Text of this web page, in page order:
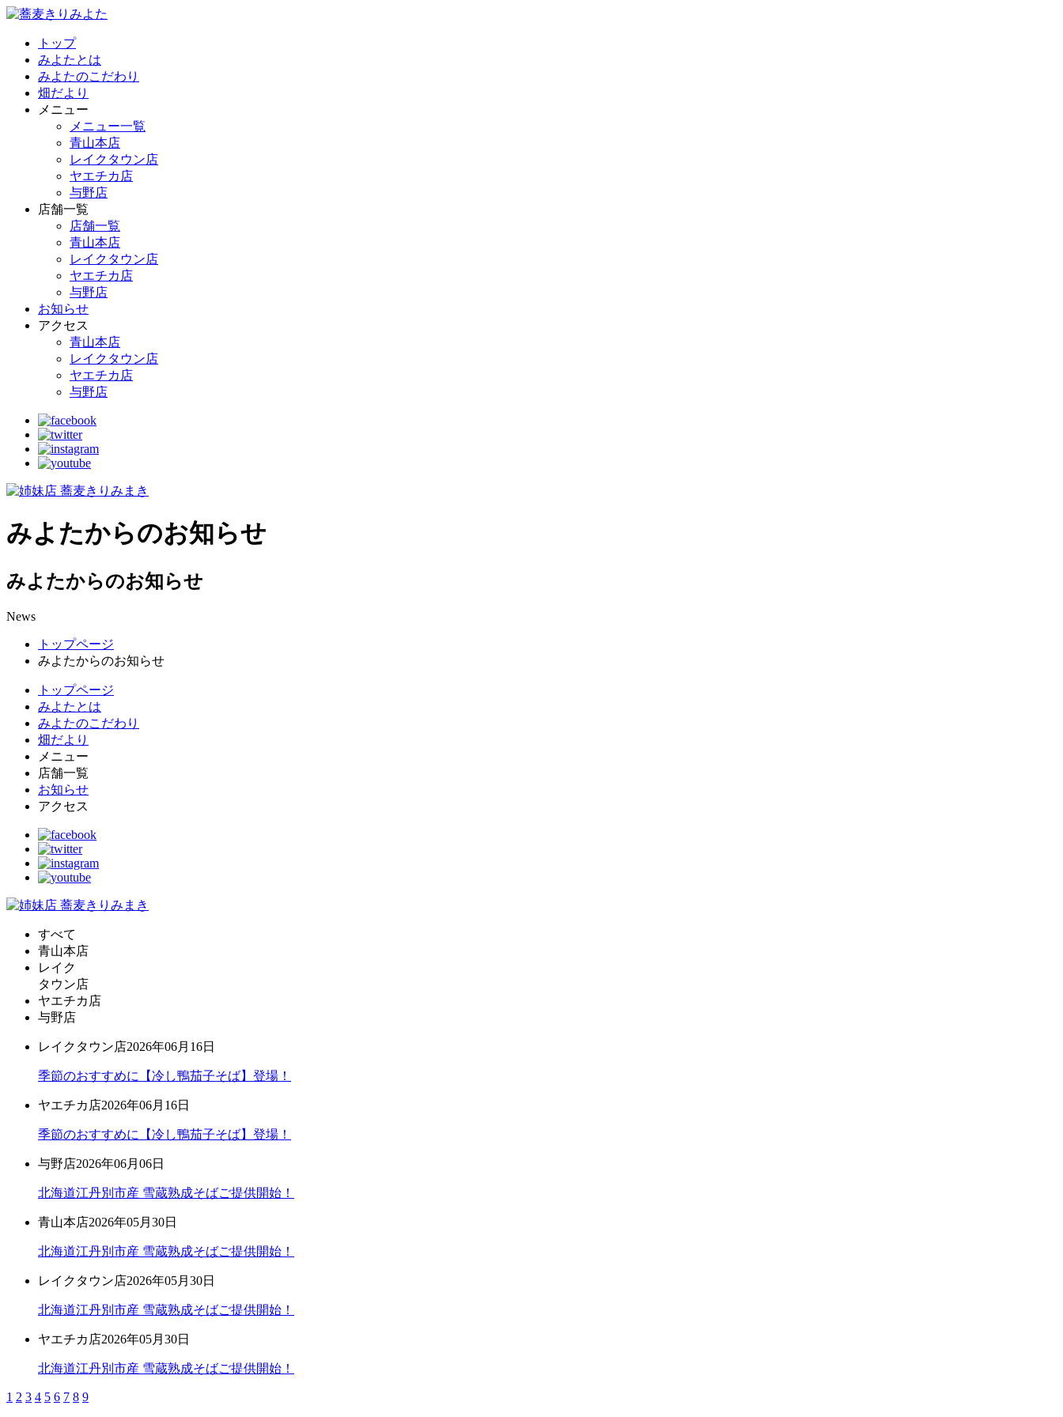
トップ
みよたとは
みよたのこだわり
畑だより
メニュー
メニュー一覧
青山本店
レイクタウン店
ヤエチカ店
与野店
店舗一覧
店舗一覧
青山本店
レイクタウン店
ヤエチカ店
与野店
お知らせ
アクセス
青山本店
レイクタウン店
ヤエチカ店
与野店
みよたからのお知らせ
みよたからのお知らせ
News
トップページ
みよたからのお知らせ
トップページ
みよたとは
みよたのこだわり
畑だより
メニュー
店舗一覧
お知らせ
アクセス
すべて
青山本店
レイク
タウン店
ヤエチカ店
与野店
レイクタウン店2026年06月16日
季節のおすすめに【冷し鴨茄子そば】登場！
ヤエチカ店2026年06月16日
季節のおすすめに【冷し鴨茄子そば】登場！
与野店2026年06月06日
北海道江丹別市産 雪蔵熟成そばご提供開始！
青山本店2026年05月30日
北海道江丹別市産 雪蔵熟成そばご提供開始！
レイクタウン店2026年05月30日
北海道江丹別市産 雪蔵熟成そばご提供開始！
ヤエチカ店2026年05月30日
北海道江丹別市産 雪蔵熟成そばご提供開始！
1 2 3 4 5 6 7 8 9